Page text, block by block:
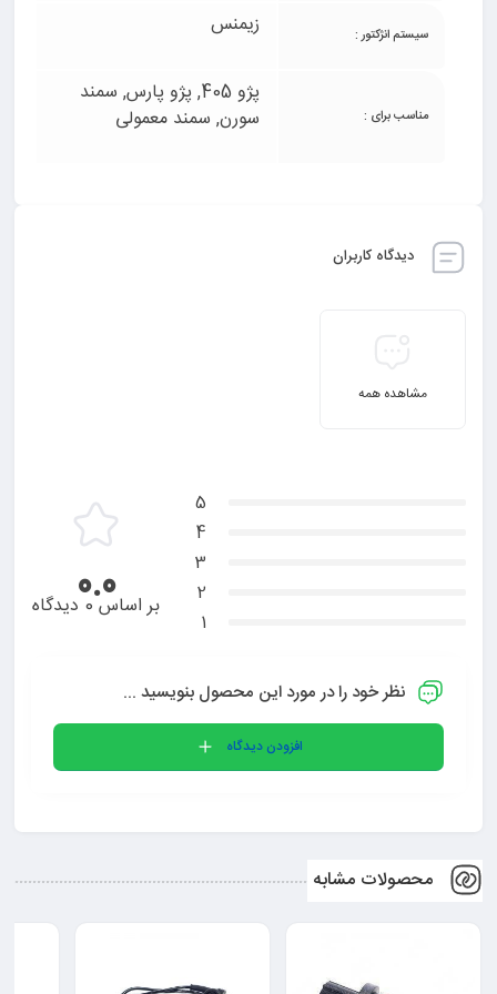
سیستم انژکتور : زیمنس
مناسب برای :
پژو 405, پژو پارس, سمند
سورن, سمند معمولی
دیدگاه کاربران
مشاهده همه
5
4
3
2
1
0.0بر اساس 0 دیدگاه
نظر خود را در مورد این محصول بنویسید ...
افزودن دیدگاه
محصولات مشابه